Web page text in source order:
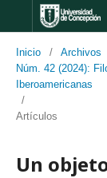
Inicio / Archivos
Núm. 42 (2024):
Iberoamericanas
/
Artículos
Un